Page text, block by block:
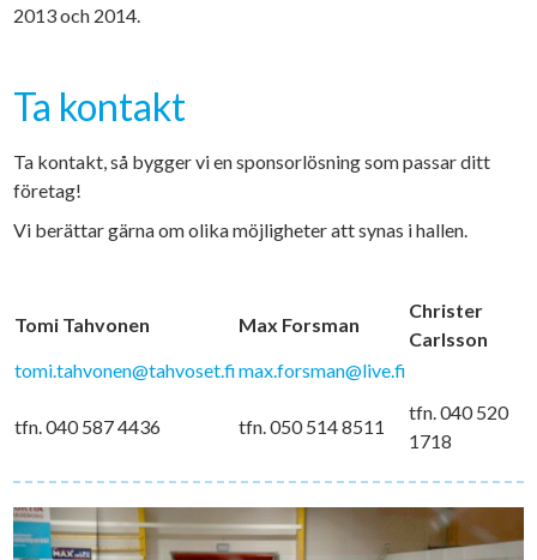
2013 och 2014.
Ta kontakt
Ta kontakt, så bygger vi en sponsorlösning som passar ditt
företag!
Vi berättar gärna om olika möjligheter att synas i hallen.
Tomi Tahvonen Max Forsman
Christer
Carlsson
tomi.tahvonen@tahvoset.fimax.forsman@live.fi
tfn. 040 587 4436 tfn. 050 514 8511
tfn. 040 520
1718